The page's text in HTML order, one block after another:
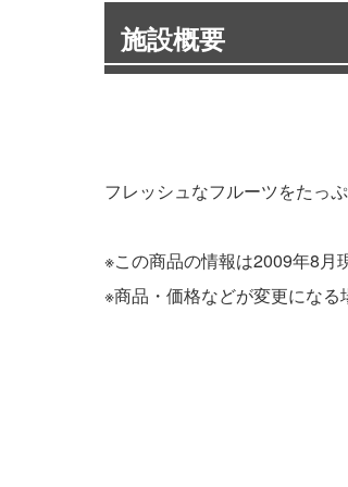
施設概要
フレッシュなフルーツをたっ
※この商品の情報は2009年8月
※商品・価格などが変更になる